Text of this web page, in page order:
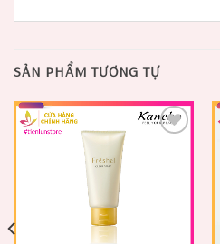
SẢN PHẨM TƯƠNG TỰ